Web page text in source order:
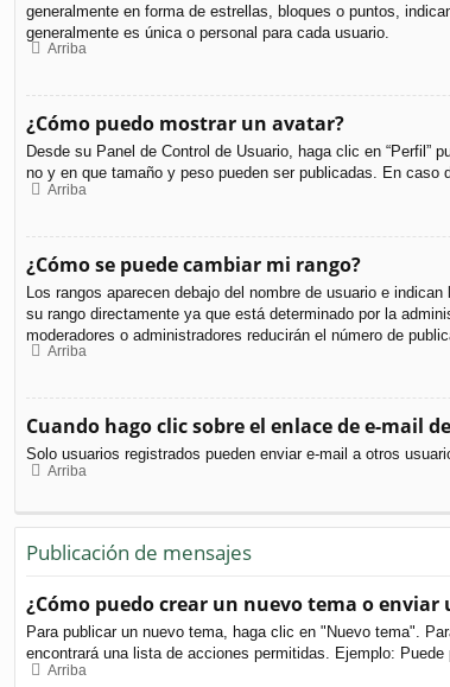
generalmente en forma de estrellas, bloques o puntos,
generalmente es única o personal para cada usuario.
Arriba
¿Cómo puedo mostrar un avatar?
Desde su Panel de Control de Usuario, haga clic en
no y en que tamaño y peso pueden ser publicadas. En
Arriba
¿Cómo se puede cambiar mi rango?
Los rangos aparecen debajo del nombre de usuario e
su rango directamente ya que está determinado por la
moderadores o administradores reducirán el número de
Arriba
Cuando hago clic sobre el enlace de e-mail
Solo usuarios registrados pueden enviar e-mail a otros
Arriba
Publicación de mensajes
¿Cómo puedo crear un nuevo tema o enviar
Para publicar un nuevo tema, haga clic en "Nuevo tema".
encontrará una lista de acciones permitidas. Ejemplo:
Arriba